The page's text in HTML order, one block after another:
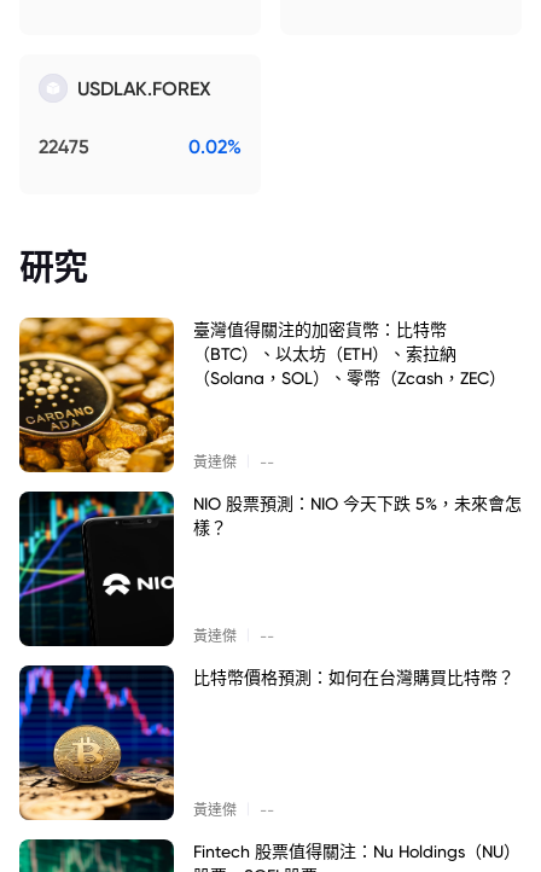
USDLAK.FOREX
22475 0.02%
研究
臺灣值得關注的加密貨幣：比特幣
（BTC）、以太坊（ETH）、索拉納
（Solana，SOL）、零幣（Zcash，ZEC）
黃達傑 --
NIO 股票預測：NIO 今天下跌 5%，未來會怎
樣？
黃達傑 --
比特幣價格預測：如何在台灣購買比特幣？
黃達傑 --
Fintech 股票值得關注：Nu Holdings（NU）